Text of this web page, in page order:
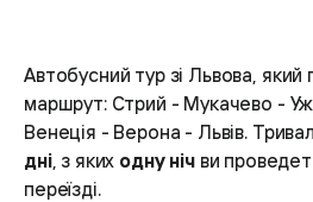
Автобусний тур зі Львова,
маршрут: Стрий - Мукачево -
Венеція - Верона - Львів.
дні, з яких одну нічви
переїзді.